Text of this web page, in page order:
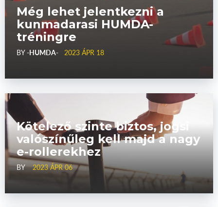
Még lehet jelentkezni a
kunmadarasi HUMDA-
tréningre
BY-HUMDA- 2023 ÁPR 18
Kötelező szinte biztos, jogsi
valószínűleg kell majd a nagy
e-rollerekhez
BY 2023 ÁPR 06